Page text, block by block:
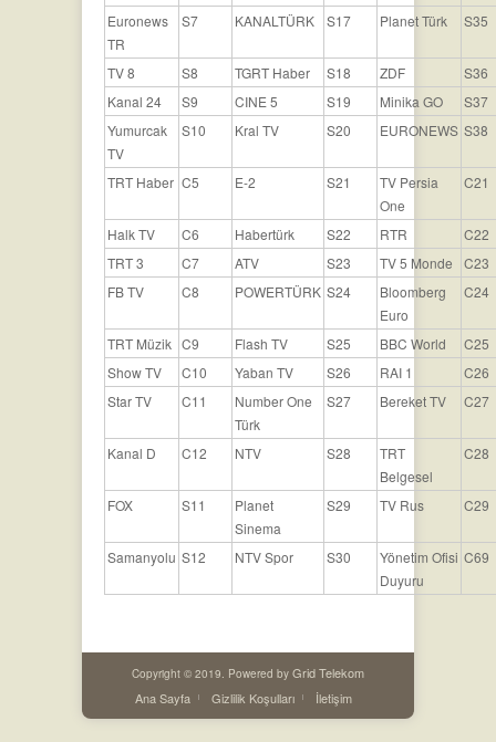
Euronews
TR
S7 KANALTÜRK S17 Planet Türk S35
TV 8 S8 TGRT Haber S18 ZDF
S36
Kanal 24
S9 CINE 5 S19 Minika GO
S37
Yumurcak
TV
S10 Kral TV S20 EURONEWS S38
TRT Haber C5 E-2 S21
TV Persia
One
C21
Halk TV C6 Habertürk S22 RTR
C22
TRT 3
C7 ATV S23 TV 5 Monde
C23
FB TV
C8 POWERTÜRK S24
Bloomberg
Euro
C24
TRT Müzik C9 Flash TV S25 BBC World
C25
Show TV
C10 Yaban TV S26 RAI 1
C26
Star TV
C11
Number One
Türk
S27 Bereket TV C27
Kanal D C12 NTV S28
TRT
Belgesel
C28
FOX S11
Planet
Sinema
S29 TV Rus C29
Samanyolu S12 NTV Spor S30
Yönetim Ofisi
Duyuru
C69
Copyright © 2019. Powered by Grid Telekom
Ana Sayfa
Gizlilik Koşulları İletişim